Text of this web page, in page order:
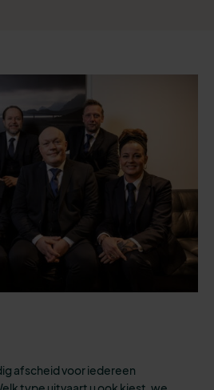
afscheid voor iedereen